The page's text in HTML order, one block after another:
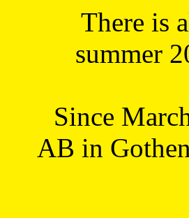
There is
summer
Since
AB in